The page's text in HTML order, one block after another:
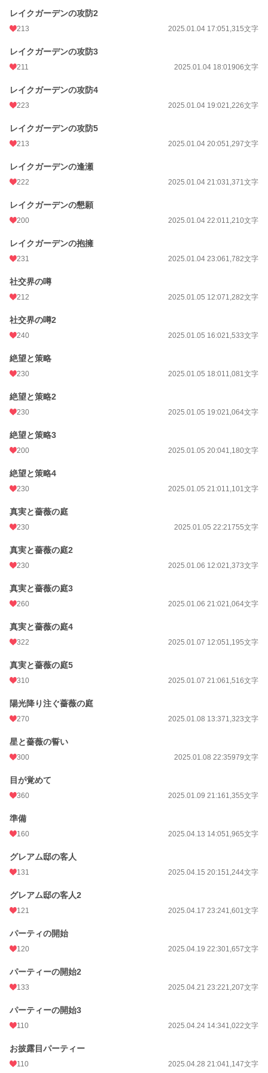
レイクガーデンの攻防2
213 2025.01.04 17:051,315文字
レイクガーデンの攻防3
211 2025.01.04 18:01906文字
レイクガーデンの攻防4
223 2025.01.04 19:021,226文字
レイクガーデンの攻防5
213 2025.01.04 20:051,297文字
レイクガーデンの逢瀬
222 2025.01.04 21:031,371文字
レイクガーデンの懇願
200 2025.01.04 22:011,210文字
レイクガーデンの抱擁
231 2025.01.04 23:061,782文字
社交界の噂
212 2025.01.05 12:071,282文字
社交界の噂2
240 2025.01.05 16:021,533文字
絶望と策略
230 2025.01.05 18:011,081文字
絶望と策略2
230 2025.01.05 19:021,064文字
絶望と策略3
200 2025.01.05 20:041,180文字
絶望と策略4
230 2025.01.05 21:011,101文字
真実と薔薇の庭
230 2025.01.05 22:21755文字
真実と薔薇の庭2
230 2025.01.06 12:021,373文字
真実と薔薇の庭3
260 2025.01.06 21:021,064文字
真実と薔薇の庭4
322 2025.01.07 12:051,195文字
真実と薔薇の庭5
310 2025.01.07 21:061,516文字
陽光降り注ぐ薔薇の庭
270 2025.01.08 13:371,323文字
星と薔薇の誓い
300 2025.01.08 22:35979文字
目が覚めて
360 2025.01.09 21:161,355文字
準備
160 2025.04.13 14:051,965文字
グレアム邸の客人
131 2025.04.15 20:151,244文字
グレアム邸の客人2
121 2025.04.17 23:241,601文字
パーティの開始
120 2025.04.19 22:301,657文字
パーティーの開始2
133 2025.04.21 23:221,207文字
パーティーの開始3
110 2025.04.24 14:341,022文字
お披露目パーティー
110 2025.04.28 21:041,147文字